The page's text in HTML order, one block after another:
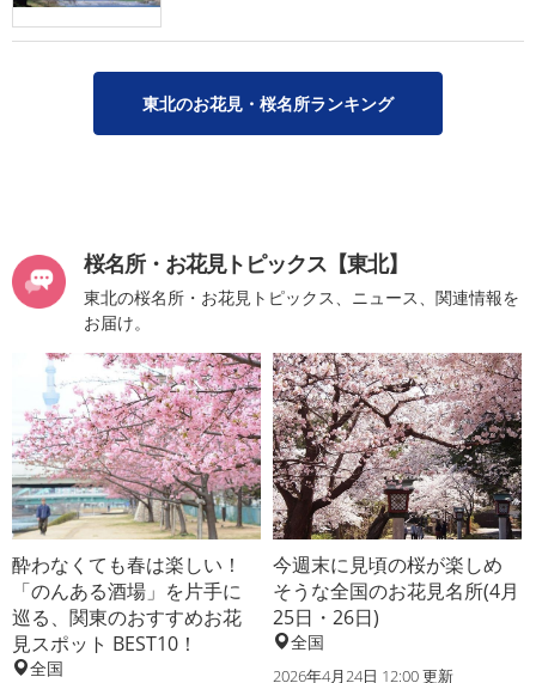
東北のお花見・桜名所ランキング
桜名所・お花見トピックス【東北】
東北の桜名所・お花見トピックス、ニュース、関連情報を
お届け。
酔わなくても春は楽しい！
「のんある酒場」を片手に
巡る、関東のおすすめお花
見スポット BEST10！
全国
今週末に見頃の桜が楽しめ
そうな全国のお花見名所(4月
25日・26日)
全国
2026年4月24日 12:00 更新